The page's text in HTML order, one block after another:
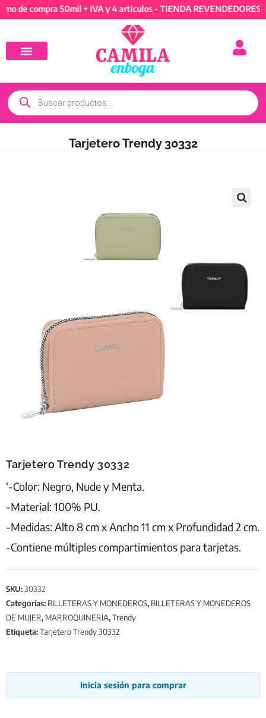
de compra 50mil + IVA y 4 artículos - TIENDA
Tarjetero Trendy 30332
Tarjetero Trendy 30332
‘-Color: Negro, Nude y Menta.
-Material: 100% PU.
-Medidas: Alto 8 cm x Ancho 11 cm x Profundidad 2 cm.
-Contiene múltiples compartimientos para tarjetas.
SKU:30332
Categorías: BILLETERAS Y MONEDEROS, BILLETERAS Y MONEDEROS
DE MUJER, MARROQUINERÍA,Trendy
Etiqueta:Tarjetero Trendy 30332
Inicia sesión para comprar